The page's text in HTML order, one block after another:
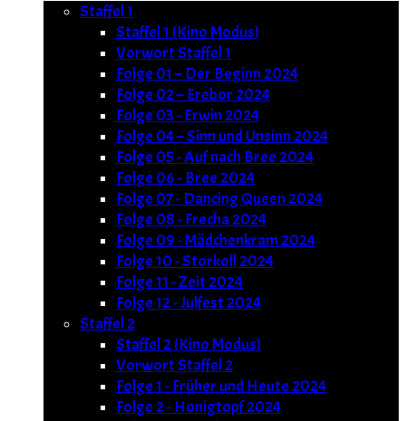
Staffel 1
Staffel 1 (Kino Modus)
Vorwort Staffel 1
Folge 01 – Der Beginn 2024
Folge 02 – Erebor 2024
Folge 03 - Erwin 2024
Folge 04 – Sinn und Unsinn 2024
Folge 05 - Auf nach Bree 2024
Folge 06 - Bree 2024
Folge 07 - Dancing Queen 2024
Folge 08 - Frecha 2024
Folge 09 - Mädchenkram 2024
Folge 10 - Storkoll 2024
Folge 11 - Zeit 2024
Folge 12 - Julfest 2024
Staffel 2
Staffel 2 (Kino Modus)
Vorwort Staffel 2
Folge 1 - Früher und Heute 2024
Folge 2 - Honigtopf 2024